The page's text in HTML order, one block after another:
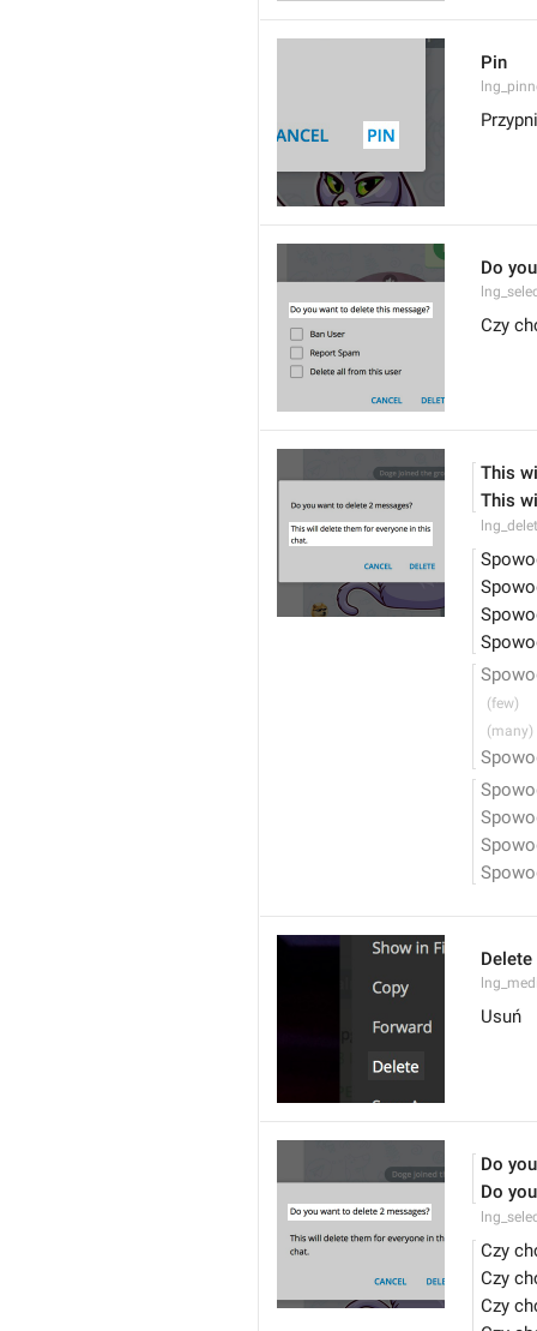
Pin
Do
Czy
This
This
Delete
Usuń
Do
Do
Czy
Czy
Czy